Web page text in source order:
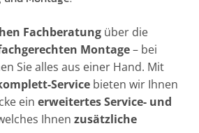
Fachberatung über die
Montage– bei
Sie alles aus einer Hand. Mit
Service bieten wir Ihnen
ein erweitertes Service- und
Ihnen zusätzliche